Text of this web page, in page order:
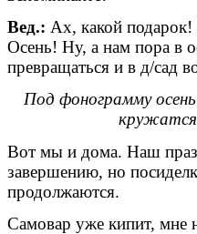
Вед.: Ах, какой
Осень! Ну, а нам пора в
превращаться и в д/сад
Под фонограмму
кружатся
Вот мы и дома. Наш
завершению, но
продолжаются.
Самовар уже кипит, мне